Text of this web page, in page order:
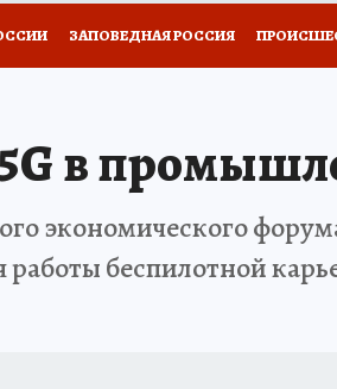
ЗАПОВЕДНАЯ РОССИЯ
в
экономического
работы беспилотной